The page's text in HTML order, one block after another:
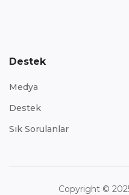
Destek
Medya
Destek
Sık Sorulanlar
Copyright ©